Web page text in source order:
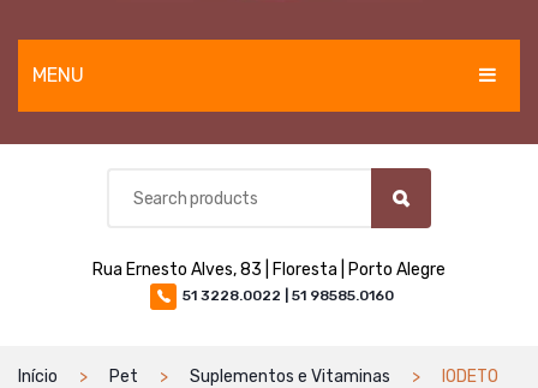
MENU
EQUINOS
BOVINOS E OVINOS
MATERIAIS E EQUIPAMENTOS
Rua Ernesto Alves, 83 | Floresta | Porto Alegre
51 3228.0022 | 51 98585.0160
Início Pet Suplementos e Vitaminas
IODETO